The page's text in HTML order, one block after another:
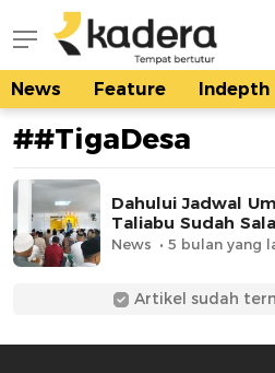
kadera.id
Tempat bertutur
News Feature Indepth
##TigaDesa
Dahului Jadwal
Taliabu Sudah
News 5 bulan yang
Artikel sudah